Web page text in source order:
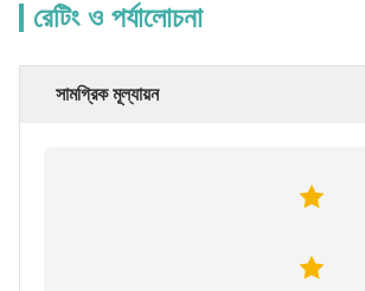
রেটিং ও পর্যালোচনা
সামগ্রিক মূল্যায়ন